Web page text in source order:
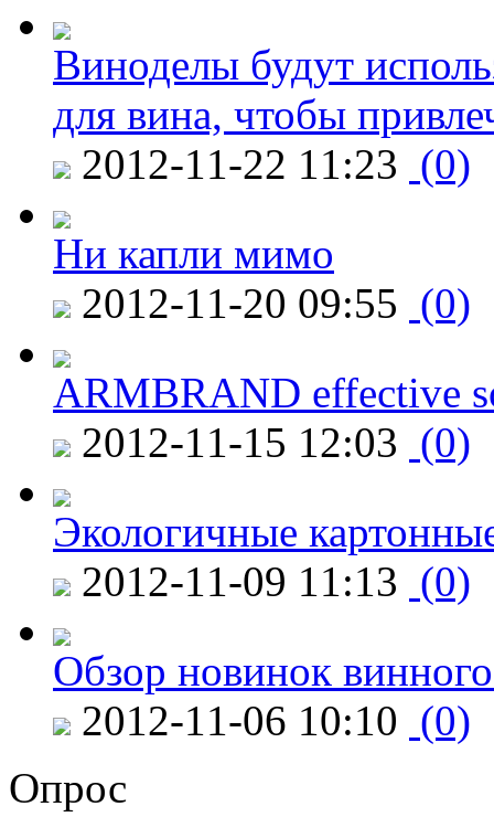
Виноделы будут
для вина, чтобы
2012-11-22 11:23 (0)
Ни капли мимо
2012-11-20 09:55 (0)
ARMBRAND effective
2012-11-15 12:03 (0)
Экологичные
2012-11-09 11:13 (0)
Обзор новинок
2012-11-06 10:10 (0)
Опрос